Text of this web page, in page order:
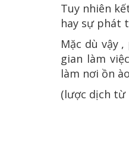
Tuy nhiên
hay sự phát
Mặc dù vậy
gian làm
làm nơi ồn
(lược dịch từ